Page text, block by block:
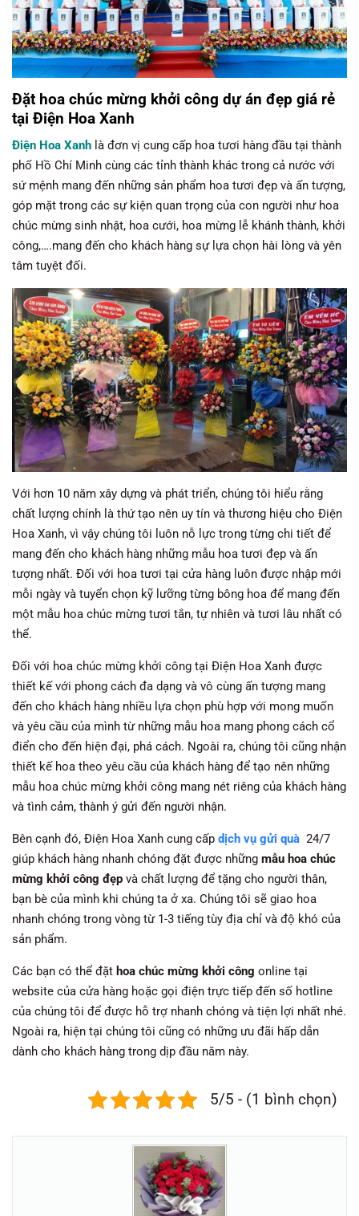
Đặt hoa chúc mừng khởi công dự án đẹp giá rẻ
tại Điện Hoa Xanh
Điện Hoa Xanh là đơn vị cung cấp hoa tươi hàng đầu tại thành
phố Hồ Chí Minh cùng các tỉnh thành khác trong cả nước với
sứ mệnh mang đến những sản phẩm hoa tươi đẹp và ấn tượng,
góp mặt trong các sự kiện quan trọng của con người như hoa
chúc mừng sinh nhật, hoa cưới, hoa mừng lễ khánh thành, khởi
công,….mang đến cho khách hàng sự lựa chọn hài lòng và yên
tâm tuyệt đối.
Với hơn 10 năm xây dựng và phát triển, chúng tôi hiểu rằng
chất lượng chính là thứ tạo nên uy tín và thương hiệu cho Điện
Hoa Xanh, vì vậy chúng tôi luôn nỗ lực trong từng chi tiết để
mang đến cho khách hàng những mẫu hoa tươi đẹp và ấn
tượng nhất. Đối với hoa tươi tại cửa hàng luôn được nhập mới
mỗi ngày và tuyển chọn kỹ lưỡng từng bông hoa để mang đến
một mẫu hoa chúc mừng tươi tắn, tự nhiên và tươi lâu nhất có
thể.
Đối với hoa chúc mừng khởi công tại Điện Hoa Xanh được
thiết kế với phong cách đa dạng và vô cùng ấn tượng mang
đến cho khách hàng nhiều lựa chọn phù hợp với mong muốn
và yêu cầu của mình từ những mẫu hoa mang phong cách cổ
điển cho đến hiện đại, phá cách. Ngoài ra, chúng tôi cũng nhận
thiết kế hoa theo yêu cầu của khách hàng để tạo nên những
mẫu hoa chúc mừng khởi công mang nét riêng của khách hàng
và tình cảm, thành ý gửi đến người nhận.
Bên cạnh đó, Điện Hoa Xanh cung cấp dịch vụ gửi quà 24/7
giúp khách hàng nhanh chóng đặt được những mẫu hoa chúc
mừng khởi công đẹp và chất lượng để tặng cho người thân,
bạn bè của mình khi chúng ta ở xa. Chúng tôi sẽ giao hoa
nhanh chóng trong vòng từ 1-3 tiếng tùy địa chỉ và độ khó của
sản phẩm.
Các bạn có thể đặt hoa chúc mừng khởi công online tại
website của cửa hàng hoặc gọi điện trực tiếp đến số hotline
của chúng tôi để được hỗ trợ nhanh chóng và tiện lợi nhất nhé.
Ngoài ra, hiện tại chúng tôi cũng có những ưu đãi hấp dẫn
dành cho khách hàng trong dịp đầu năm này.
5/5 - (1 bình chọn)